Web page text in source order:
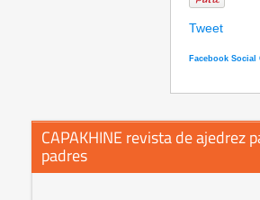
Tweet
Facebook Social
CAPAKHINE revista de ajedrez
padres